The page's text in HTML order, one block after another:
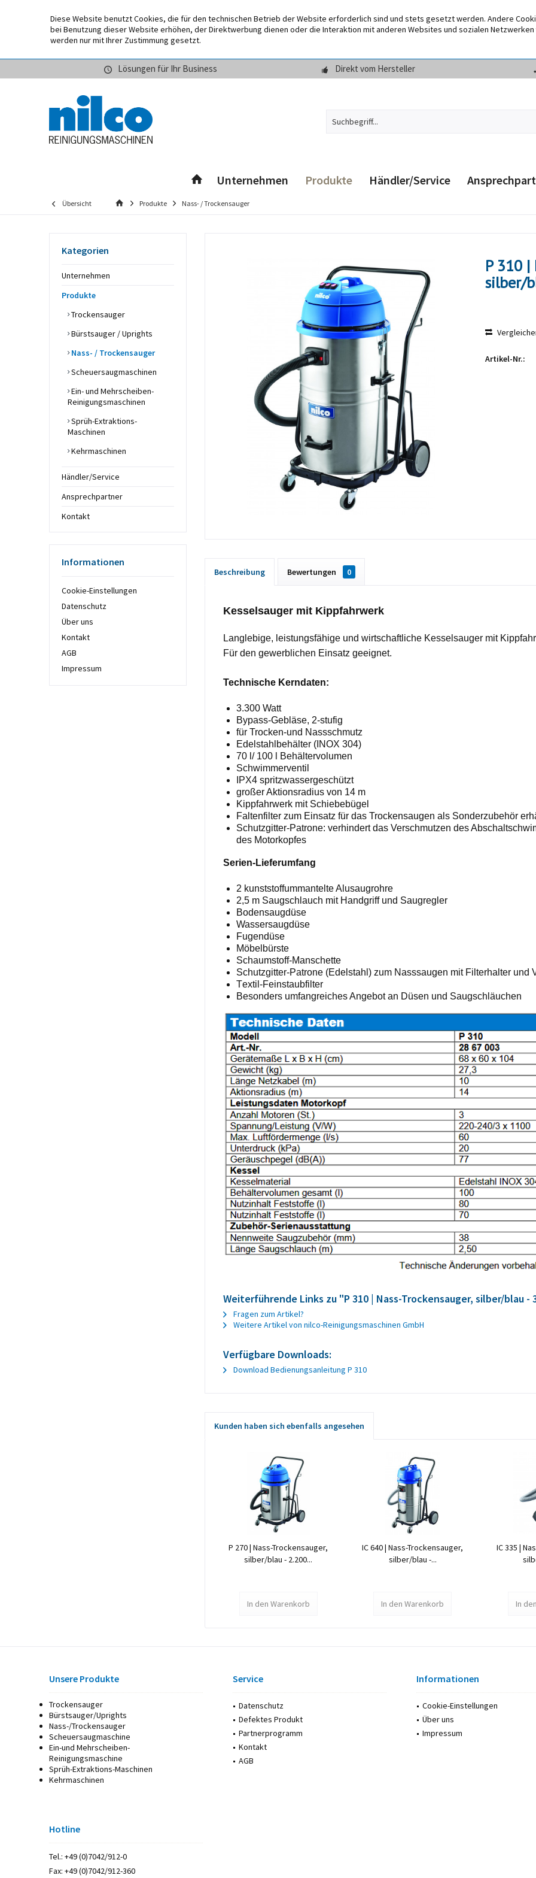
Diese Website benutzt Cookies, die für den technischen Betrieb der Website erforderlich sind und stets gesetzt werden. Andere
bei Benutzung dieser Website erhöhen, der Direktwerbung dienen oder die Interaktion mit anderen Websites und sozialen
werden nur mit Ihrer Zustimmung gesetzt.
Lösungen für Ihr Business Direkt vom Hersteller
Unternehmen Produkte Händler/Service
Übersicht Produkte Nass- / Trockensauger
Kategorien
Unternehmen
Produkte
Trockensauger
Bürstsauger / Uprights
Nass- / Trockensauger
Scheuersaugmaschinen
Ein- und Mehrscheiben-
Reinigungsmaschinen
Sprüh-Extraktions-
Maschinen
Kehrmaschinen
Händler/Service
Ansprechpartner
Kontakt
Informationen
Cookie-Einstellungen
Datenschutz
Über uns
Kontakt
AGB
Impressum
P 310 |
silber/
Artikel-Nr.:
Beschreibung Bewertungen 0
Kesselsauger mit Kippfahrwerk
Langlebige, leistungsfähige und wirtschaftliche Kesselsauger mit
Für den gewerblichen Einsatz geeignet.
Technische Kerndaten:
3.300 Watt
Bypass-Gebläse, 2-stufig
für Trocken-und Nassschmutz
Edelstahlbehälter (INOX 304)
70 / 100 l
Behältervolumen
Schwimmerventil
IPX4 spritzwassergeschützt
großer Aktionsradius von 14 m
Kippfahrwerk mit Schiebebügel
Faltenfilter zum Einsatz für das Trockensaugen als Sonderzubehör
Schutzgitter-Patrone: verhindert das Verschmutzen des
des Motorkopfes
Serien-Lieferumfang
2 kunststoffummantelte Alusaugrohre
2,5 m Saugschlauch mit Handgriff und Saugregler
Bodensaugdüse
Wassersaugdüse
Fugendüse
Möbelbürste
Schaumstoff-Manschette
Schutzgitter-Patrone (Edelstahl) zum Nasssaugen mit Filterhalter und
Textil -Feinstaubfilter
Besonders umfangreiches Angebot an Düsen und Saugschläuchen
Weiterführende Links zu "P 310 | Nass-Trockensauger, silber/blau -
Fragen zum Artikel?
Weitere Artikel von nilco-Reinigungsmaschinen GmbH
Verfügbare Downloads:
Download Bedienungsanleitung P 310
Kunden haben sich ebenfalls angesehen
P 270 | Nass-Trockensauger,
silber/blau - 2.200...
In den Warenkorb
IC 640 | Nass-Trockensauger,
silber/blau -...
In den Warenkorb
IC 335 |
In den
Unsere Produkte
Trockensauger
Bürstsauger/Uprights
Nass-/Trockensauger
Scheuersaugmaschine
Ein-und Mehrscheiben-
Reinigungsmaschine
Sprüh-Extraktions-Maschinen
Kehrmaschinen
Service
Datenschutz
Defektes Produkt
Partnerprogramm
Kontakt
AGB
Informationen
Cookie-Einstellungen
Über uns
Impressum
Hotline
Tel.: +49 (0)7042/912-0
Fax: +49 (0)7042/912-360